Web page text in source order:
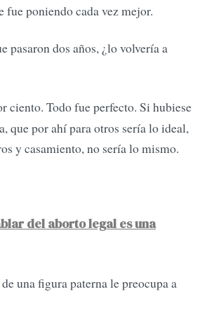
fue poniendo cada vez mejor.
pasaron dos años, ¿lo volvería a
ciento. Todo fue perfecto. Si hubiese
que por ahí para otros sería lo ideal,
y casamiento, no sería lo mismo.
del aborto legal es una
una figura paterna le preocupa a